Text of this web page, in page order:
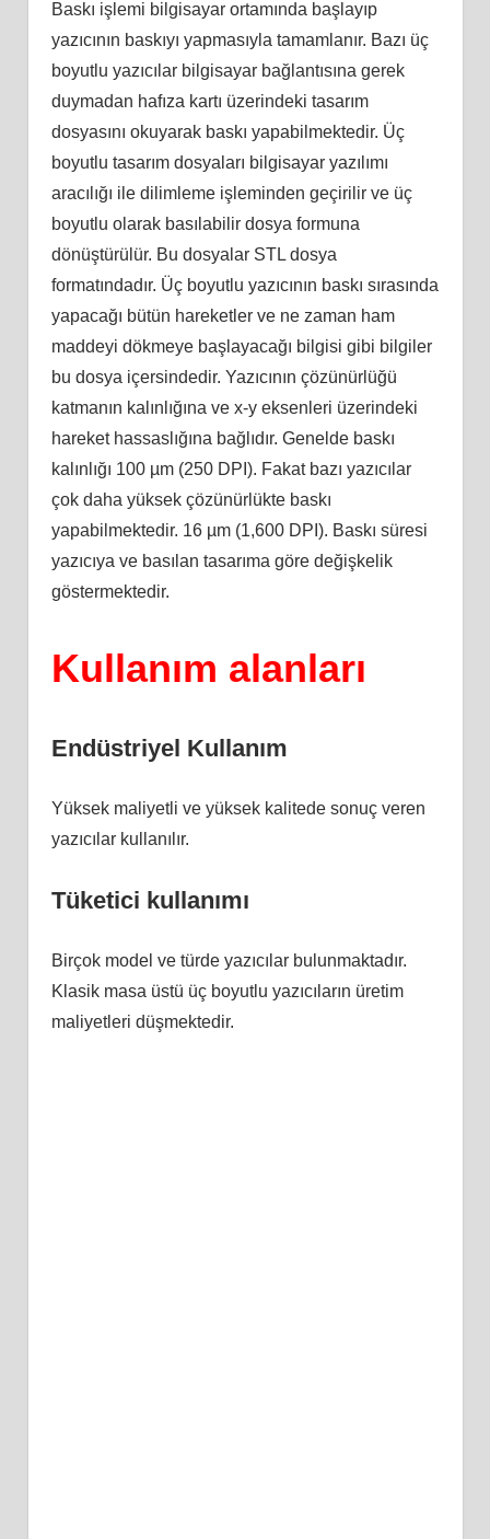
Baskı işlemi bilgisayar ortamında başlayıp
yazıcının baskıyı yapmasıyla tamamlanır. Bazı üç
boyutlu yazıcılar bilgisayar bağlantısına gerek
duymadan hafıza kartı üzerindeki tasarım
dosyasını okuyarak baskı yapabilmektedir. Üç
boyutlu tasarım dosyaları bilgisayar yazılımı
aracılığı ile dilimleme işleminden geçirilir ve üç
boyutlu olarak basılabilir dosya formuna
dönüştürülür. Bu dosyalar STL dosya
formatındadır. Üç boyutlu yazıcının baskı sırasında
yapacağı bütün hareketler ve ne zaman ham
maddeyi dökmeye başlayacağı bilgisi gibi bilgiler
bu dosya içersindedir. Yazıcının çözünürlüğü
katmanın kalınlığına ve x-y eksenleri üzerindeki
hareket hassaslığına bağlıdır. Genelde baskı
kalınlığı 100 µm (250 DPI). Fakat bazı yazıcılar
çok daha yüksek çözünürlükte baskı
yapabilmektedir. 16 µm (1,600 DPI). Baskı süresi
yazıcıya ve basılan tasarıma göre değişkelik
göstermektedir.
Kullanım alanları
Endüstriyel Kullanım
Yüksek maliyetli ve yüksek kalitede sonuç veren
yazıcılar kullanılır.
Tüketici kullanımı
Birçok model ve türde yazıcılar bulunmaktadır.
Klasik masa üstü üç boyutlu yazıcıların üretim
maliyetleri düşmektedir.